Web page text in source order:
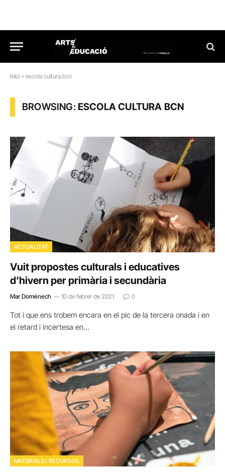
Inici » escola cultura bcn
BROWSING:ESCOLA CULTURA BCN
ACTUALITAT
Vuit propostes culturals i educatives
d’hivern per primària i secundària
Mar Domènech 10 de febrer de 2021 0
Tot i que ens trobem encara en el pic de la tercera onada i en
el retard i incertesa en…
MATERIALS I RECURSOS